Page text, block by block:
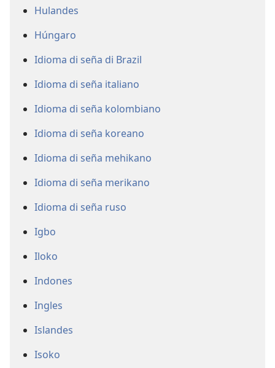
Hulandes
Húngaro
Idioma di seña di Brazil
Idioma di seña italiano
Idioma di seña kolombiano
Idioma di seña koreano
Idioma di seña mehikano
Idioma di seña merikano
Idioma di seña ruso
Igbo
Iloko
Indones
Ingles
Islandes
Isoko